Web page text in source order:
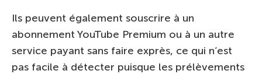
Ils peuvent également souscrire à un
abonnement YouTube Premium ou à un autre
service payant sans faire exprès, ce qui n’est
pas facile à détecter puisque les prélèvements